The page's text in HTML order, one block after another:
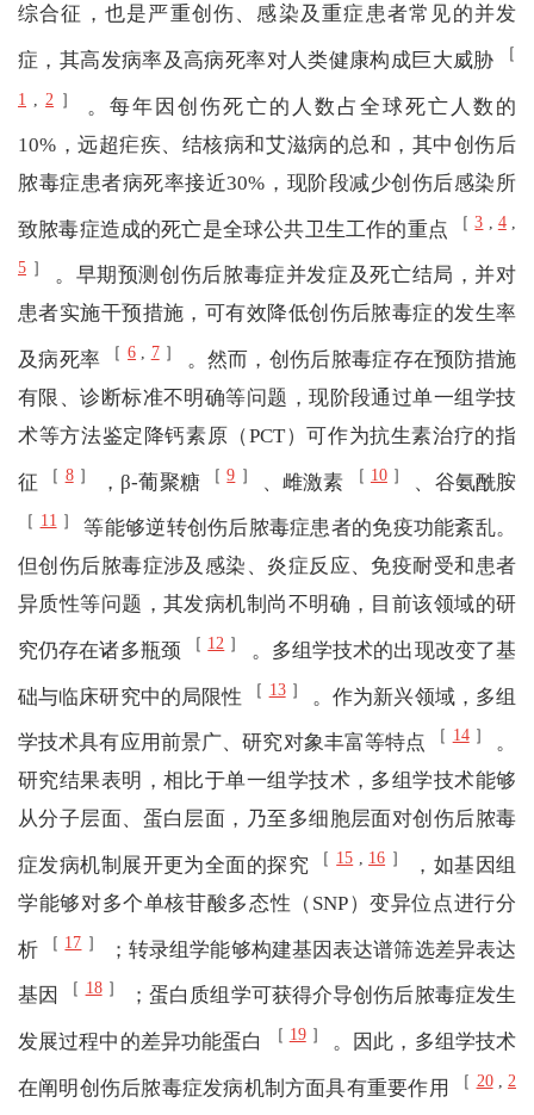
综合征，也是严重创伤、感染及重症患者常见的并发
症，其高发病率及高病死率对人类健康构成巨大威胁 ［
1 2 ］
。每年因创伤死亡的人数占全球死亡人数的
10%，远超疟疾、结核病和艾滋病的总和，其中创伤后
脓毒症患者病死率接近30%，现阶段减少创伤后感染所
致脓毒症造成的死亡是全球公共卫生工作的重点 ［3 4
5 ］ 。早期预测创伤后脓毒症并发症及死亡结局，并对
患者实施干预措施，可有效降低创伤后脓毒症的发生率
及病死率 ［6 7 ］
。然而，创伤后脓毒症存在预防措施
有限、诊断标准不明确等问题，现阶段通过单一组学技
术等方法鉴定降钙素原（PCT）可作为抗生素治疗的指
征 ［ 8 ］ ，β-葡聚糖 ［9 ］ 、雌激素 ［ 10 ］ 、谷氨酰胺
［ 11 ］等能够逆转创伤后脓毒症患者的免疫功能紊乱。
但创伤后脓毒症涉及感染、炎症反应、免疫耐受和患者
异质性等问题，其发病机制尚不明确，目前该领域的研
究仍存在诸多瓶颈 ［ 12 ］ 。多组学技术的出现改变了基
础与临床研究中的局限性 ［ 13 ］ 。作为新兴领域，多组
学技术具有应用前景广、研究对象丰富等特点 ［ 14 ］ 。
研究结果表明，相比于单一组学技术，多组学技术能够
从分子层面、蛋白层面，乃至多细胞层面对创伤后脓毒
症发病机制展开更为全面的探究 ［ 15 16 ］
，如基因组
学能够对多个单核苷酸多态性（SNP）变异位点进行分
析 ［ 17 ］ ；转录组学能够构建基因表达谱筛选差异表达
基因 ［ 18 ］ ；蛋白质组学可获得介导创伤后脓毒症发生
发展过程中的差异功能蛋白 ［ 19 ］ 。因此，多组学技术
在阐明创伤后脓毒症发病机制方面具有重要作用 ［ 20 2